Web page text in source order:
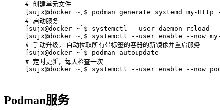
# 创建单元文件
[sujx@docker ~]$ podman generate systemd my-
# 启动服务
[sujx@docker ~]$ systemctl --user daemon-reload
[sujx@docker ~]$ systemctl --user enable --now
# 手动升级, 自动拉取所有带标签的容器的新镜像并重启服务
[sujx@docker ~]$ podman autoupdate
# 定时更新，每天检查一次
[sujx@docker ~]$ systemctl --user enable --now
Podman服务